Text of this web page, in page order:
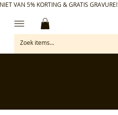
VAN 5% KORTING & GRATIS GRAVURE!